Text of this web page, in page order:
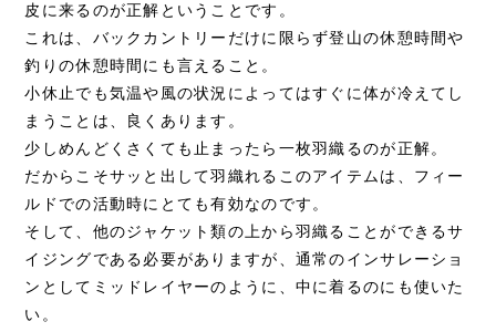
皮に来るのが正解ということです。
これは、バックカントリーだけに限らず登山の休憩時間や
釣りの休憩時間にも言えること。
小休止でも気温や風の状況によってはすぐに体が冷えてし
まうことは、良くあります。
少しめんどくさくても止まったら一枚羽織るのが正解。
だからこそサッと出して羽織れるこのアイテムは、フィー
ルドでの活動時にとても有効なのです。
そして、他のジャケット類の上から羽織ることができるサ
イジングである必要がありますが、通常のインサレーショ
ンとしてミッドレイヤーのように、中に着るのにも使いた
い。